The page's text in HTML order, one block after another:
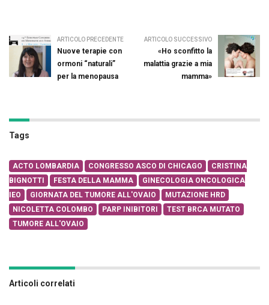
ARTICOLO PRECEDENTE
Nuove terapie con
ormoni “naturali”
per la menopausa
ARTICOLO SUCCESSIVO
«Ho sconfitto la
malattia grazie a mia
mamma»
Tags
ACTO LOMBARDIA CONGRESSO ASCO DI CHICAGO
CRISTINA
BIGNOTTI
FESTA DELLA MAMMA
GINECOLOGIA ONCOLOGICA
IEO
GIORNATA DEL TUMORE ALL'OVAIO
MUTAZIONE HRD
NICOLETTA COLOMBO
PARP INIBITORI
TEST BRCA MUTATO
TUMORE ALL'OVAIO
Articoli correlati